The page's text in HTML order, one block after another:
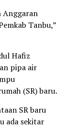
Anggaran
Tanbu,”
Hafiz
pipa air
(SR) baru.
SR baru
ada sekitar